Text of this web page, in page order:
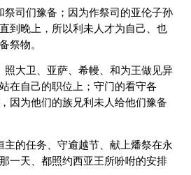
祭司们豫备；因为作祭司的亚伦子孙
到晚上，所以利未人才为自己、也
祭物。
照大卫、亚萨、希幔、和为王做见异
在自己的职位上；守门的看守各
因为他们的族兄利未人给他们豫备
的任务、守逾越节、献上燔祭在永
一天、都照约西亚王所吩咐的安排